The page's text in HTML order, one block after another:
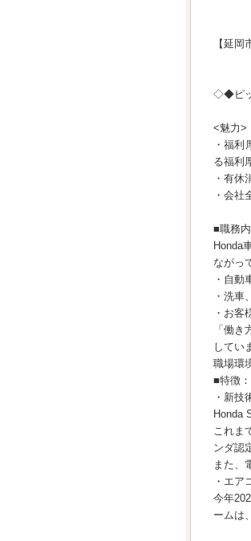
【延
◇◆ピッ
<魅力>
・福利
る福利
・有休
・会社
■職務内
Honda
ながっ
・自動
・洗車
・お客
「働
してい
職場環
■特徴：
・新技
Honda
これま
ンダ認
また、
・エア
今年
ームは